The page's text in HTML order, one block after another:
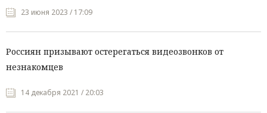
23 июня 2023 / 17:09
Россиян призывают остерегаться видеозвонков от
незнакомцев
14 декабря 2021 / 20:03